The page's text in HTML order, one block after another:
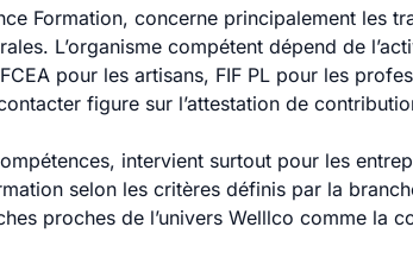
Formation, concerne principalement les
L’organisme compétent dépend de
pour les artisans, FIF PL pour les
figure sur l’attestation de
intervient surtout pour les
selon les critères définis par la
proches de l’univers Welllco comme la